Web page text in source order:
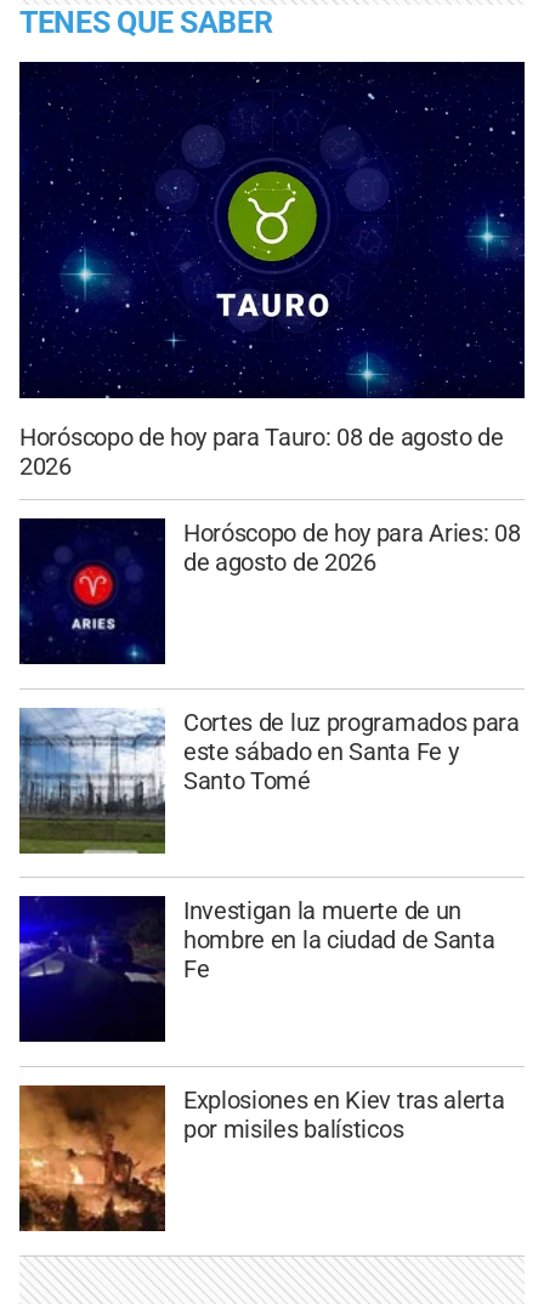
TENES QUE SABER
Horóscopo de hoy para Tauro: 08 de agosto de
2026
Horóscopo de hoy para Aries: 08
de agosto de 2026
Cortes de luz programados para
este sábado en Santa Fe y
Santo Tomé
Investigan la muerte de un
hombre en la ciudad de Santa
Fe
Explosiones en Kiev tras alerta
por misiles balísticos